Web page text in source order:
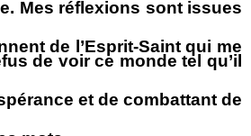
Mes réflexions sont issues
de l’Esprit-Saint qui me
de voir ce monde tel qu’il
et de combattant de